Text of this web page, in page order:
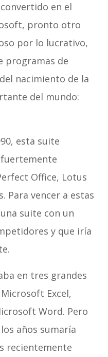
en el
pronto otro
por lo lucrativo,
programas de
nacimiento de la
del mundo:
esta suite
Office, Lotus
Para vencer a estas
suite con un
y que iría
en tres grandes
Excel,
Word. Pero
años sumaría
recientemente